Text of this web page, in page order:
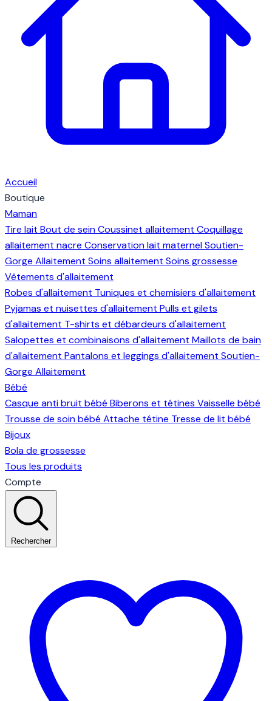
Accueil
Boutique
Maman
Tire lait Bout de seinCoussinet allaitement Coquillage
allaitement nacre Conservation lait maternelSoutien-
Gorge Allaitement Soins allaitement Soins grossesse
Vêtements d'allaitement
Robes d'allaitement Tuniques et chemisiers d'allaitement
Pyjamas et nuisettes d'allaitement Pulls et gilets
d'allaitement T-shirts et débardeurs d'allaitement
Salopettes et combinaisons d'allaitement Maillots de bain
d'allaitement Pantalons et leggings d'allaitement Soutien-
Gorge Allaitement
Bébé
Casque anti bruit bébé Biberons et tétines Vaisselle bébé
Trousse de soin bébé Attache tétine Tresse de lit bébé
Bijoux
Bola de grossesse
Tous les produits
Compte
Rechercher